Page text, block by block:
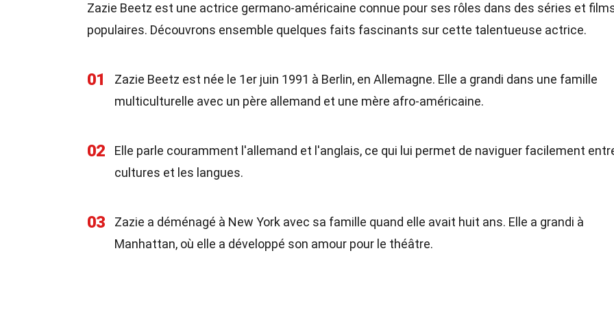
Zazie Beetz est une actrice germano-américaine connue pour ses rôles dans des séries et
populaires. Découvrons ensemble quelques faits fascinants sur cette talentueuse actrice.
01
Zazie Beetz est née le 1er juin 1991 à Berlin, en Allemagne. Elle a grandi dans une famille
multiculturelle avec un père allemand et une mère afro-américaine.
02
Elle parle couramment l'allemand et l'anglais, ce qui lui permet de naviguer facilement
cultures et les langues.
03
Zazie a déménagé à New York avec sa famille quand elle avait huit ans. Elle a grandi à
Manhattan, où elle a développé son amour pour le théâtre.